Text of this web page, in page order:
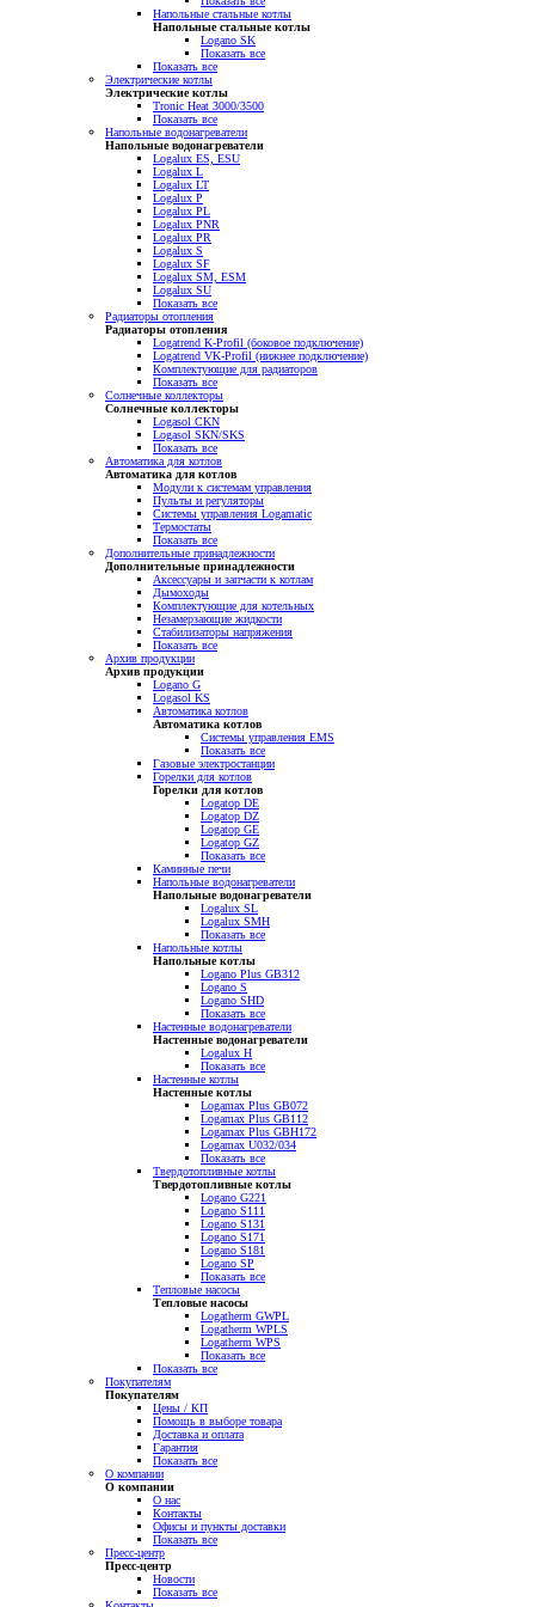
Напольные стальные котлы
Напольные стальные котлы
Logano SK
Показать все
Показать все
Электрические котлы
Электрические котлы
Tronic Heat 3000/3500
Показать все
Напольные водонагреватели
Напольные водонагреватели
Logalux ES, ESU
Logalux L
Logalux LT
Logalux P
Logalux PL
Logalux PNR
Logalux PR
Logalux S
Logalux SF
Logalux SM, ESM
Logalux SU
Показать все
Радиаторы отопления
Радиаторы отопления
Logatrend K-Profil (боковое подключение)
Logatrend VK-Profil (нижнее подключение)
Комплектующие для радиаторов
Показать все
Солнечные коллекторы
Солнечные коллекторы
Logasol CKN
Logasol SKN/SKS
Показать все
Автоматика для котлов
Автоматика для котлов
Модули к системам управления
Пульты и регуляторы
Системы управления Logamatic
Термостаты
Показать все
Дополнительные принадлежности
Дополнительные принадлежности
Аксессуары и запчасти к котлам
Дымоходы
Комплектующие для котельных
Незамерзающие жидкости
Стабилизаторы напряжения
Показать все
Архив продукции
Архив продукции
Logano G
Logasol KS
Автоматика котлов
Автоматика котлов
Системы управления EMS
Показать все
Газовые электростанции
Горелки для котлов
Горелки для котлов
Logatop DE
Logatop DZ
Logatop GE
Logatop GZ
Показать все
Каминные печи
Напольные водонагреватели
Напольные водонагреватели
Logalux SL
Logalux SMH
Показать все
Напольные котлы
Напольные котлы
Logano Plus GB312
Logano S
Logano SHD
Показать все
Настенные водонагреватели
Настенные водонагреватели
Logalux H
Показать все
Настенные котлы
Настенные котлы
Logamax Plus GB072
Logamax Plus GB112
Logamax Plus GBH172
Logamax U032/034
Показать все
Твердотопливные котлы
Твердотопливные котлы
Logano G221
Logano S111
Logano S131
Logano S171
Logano S181
Logano SP
Показать все
Тепловые насосы
Тепловые насосы
Logatherm GWPL
Logatherm WPLS
Logatherm WPS
Показать все
Показать все
Покупателям
Покупателям
Цены / КП
Помощь в выборе товара
Доставка и оплата
Гарантия
Показать все
О компании
О компании
О нас
Контакты
Офисы и пункты доставки
Показать все
Пресс-центр
Пресс-центр
Новости
Показать все